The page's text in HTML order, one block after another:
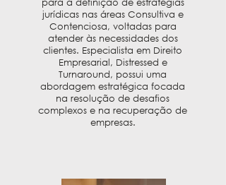
para a definição de estratégias
jurídicas nas áreas Consultiva e
Contenciosa, voltadas para
atender às necessidades dos
clientes. Especialista em Direito
Empresarial, Distressed e
Turnaround, possui uma
abordagem estratégica focada
na resolução de desafios
complexos e na recuperação de
empresas.